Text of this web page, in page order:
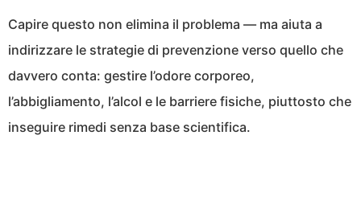
Capire questo non elimina il problema — ma aiuta a
indirizzare le strategie di prevenzione verso quello che
davvero conta: gestire l’odore corporeo,
l’abbigliamento, l’alcol e le barriere fisiche, piuttosto che
inseguire rimedi senza base scientifica.